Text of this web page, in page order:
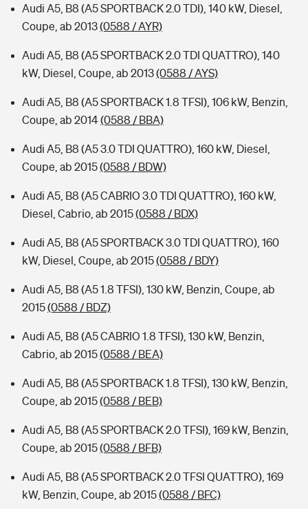
Audi A5, B8 (A5 SPORTBACK 2.0 TDI), 140 kW, Diesel,
Coupe, ab 2013(0588 / AYR)
Audi A5, B8 (A5 SPORTBACK 2.0 TDI QUATTRO), 140
kW, Diesel, Coupe, ab 2013(0588 / AYS)
Audi A5, B8 (A5 SPORTBACK 1.8 TFSI), 106 kW, Benzin,
Coupe, ab 2014(0588 / BBA)
Audi A5, B8 (A5 3.0 TDI QUATTRO), 160 kW, Diesel,
Coupe, ab 2015(0588 / BDW)
Audi A5, B8 (A5 CABRIO 3.0 TDI QUATTRO), 160 kW,
Diesel, Cabrio, ab 2015(0588 / BDX)
Audi A5, B8 (A5 SPORTBACK 3.0 TDI QUATTRO), 160
kW, Diesel, Coupe, ab 2015(0588 / BDY)
Audi A5, B8 (A5 1.8 TFSI), 130 kW, Benzin, Coupe, ab
2015(0588 / BDZ)
Audi A5, B8 (A5 CABRIO 1.8 TFSI), 130 kW, Benzin,
Cabrio, ab 2015(0588 / BEA)
Audi A5, B8 (A5 SPORTBACK 1.8 TFSI), 130 kW, Benzin,
Coupe, ab 2015(0588 / BEB)
Audi A5, B8 (A5 SPORTBACK 2.0 TFSI), 169 kW, Benzin,
Coupe, ab 2015(0588 / BFB)
Audi A5, B8 (A5 SPORTBACK 2.0 TFSI QUATTRO), 169
kW, Benzin, Coupe, ab 2015(0588 / BFC)